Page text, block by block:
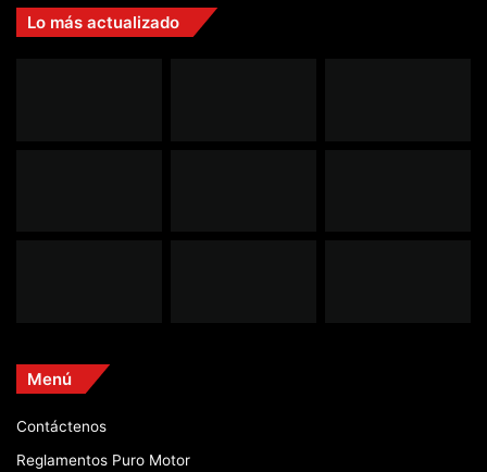
Lo más actualizado
Menú
Contáctenos
Reglamentos Puro Motor